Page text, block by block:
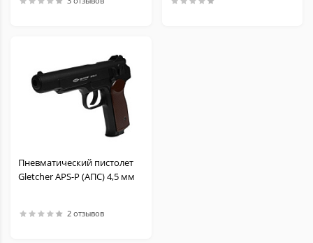
Пневматический пистолет
Gletcher APS-P (АПС) 4,5 мм
2 отзывов